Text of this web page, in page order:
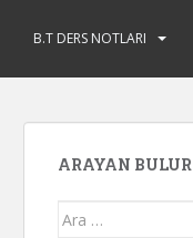
B.T DERS NOTLARI
ARAYAN BULUR
Arama